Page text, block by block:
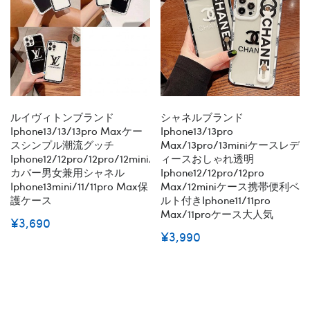
ルイヴィトンブランド
Iphone13/13/13pro Maxケー
スシンプル潮流グッチ
Iphone12/12pro/12pro/12mini/11
カバー男女兼用シャネル
Iphone13mini/11/11pro Max保
護ケース
¥3,690
シャネルブランド
Iphone13/13pro
Max/13pro/13miniケースレデ
ィースおしゃれ透明
Iphone12/12pro/12pro
Max/12miniケース携帯便利ベ
ルト付きiphone11/11pro
Max/11proケース大人気
¥3,990